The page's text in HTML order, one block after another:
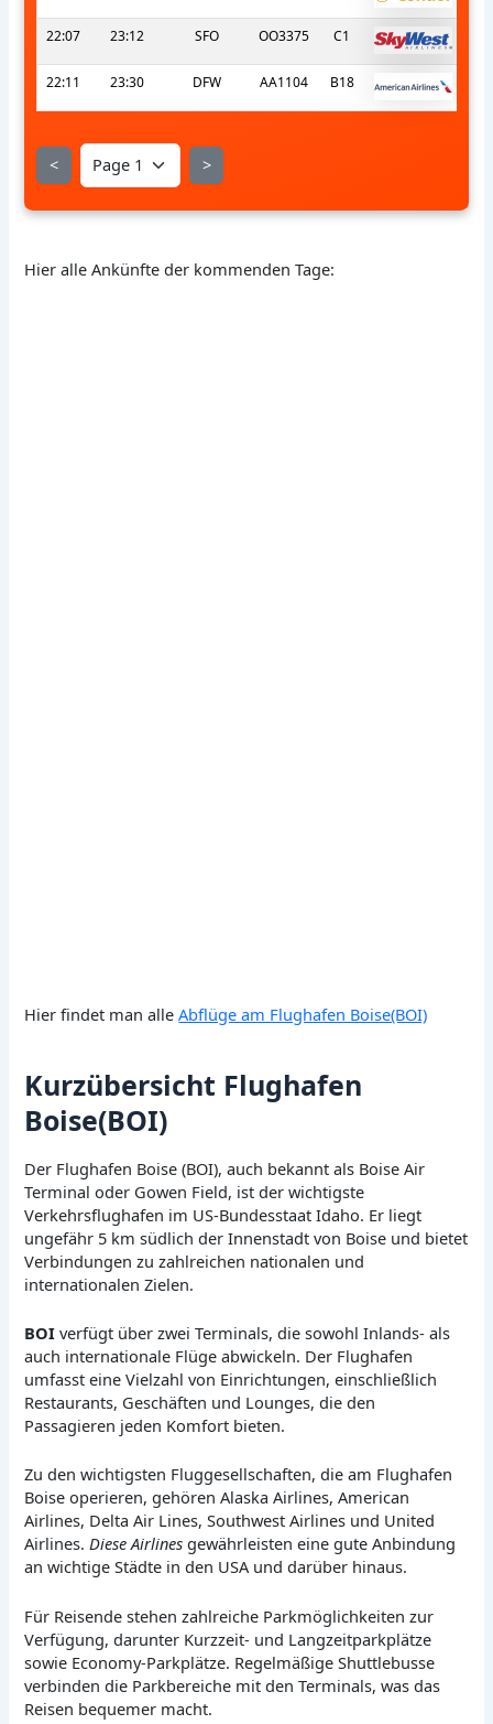
22:07 23:12 SFO OO3375 C1
22:11 23:30 DFW AA1104 B18
< >
Hier alle Ankünfte der kommenden Tage:
Hier findet man alleAbflüge am Flughafen Boise(BOI)
Kurzübersicht Flughafen
Boise(BOI)
Der Flughafen Boise (BOI), auch bekannt als Boise Air
Terminal oder Gowen Field, ist der wichtigste
Verkehrsflughafen im US-Bundesstaat Idaho. Er liegt
ungefähr 5 km südlich der Innenstadt von Boise und bietet
Verbindungen zu zahlreichen nationalen und
internationalen Zielen.
BOI verfügt über zwei Terminals, die sowohl Inlands- als
auch internationale Flüge abwickeln. Der Flughafen
umfasst eine Vielzahl von Einrichtungen, einschließlich
Restaurants, Geschäften und Lounges, die den
Passagieren jeden Komfort bieten.
Zu den wichtigsten Fluggesellschaften, die am Flughafen
Boise operieren, gehören Alaska Airlines, American
Airlines, Delta Air Lines, Southwest Airlines und United
Airlines.Diese Airlines gewährleisten eine gute Anbindung
an wichtige Städte in den USA und darüber hinaus.
Für Reisende stehen zahlreiche Parkmöglichkeiten zur
Verfügung, darunter Kurzzeit- und Langzeitparkplätze
sowie Economy-Parkplätze. Regelmäßige Shuttlebusse
verbinden die Parkbereiche mit den Terminals, was das
Reisen bequemer macht.